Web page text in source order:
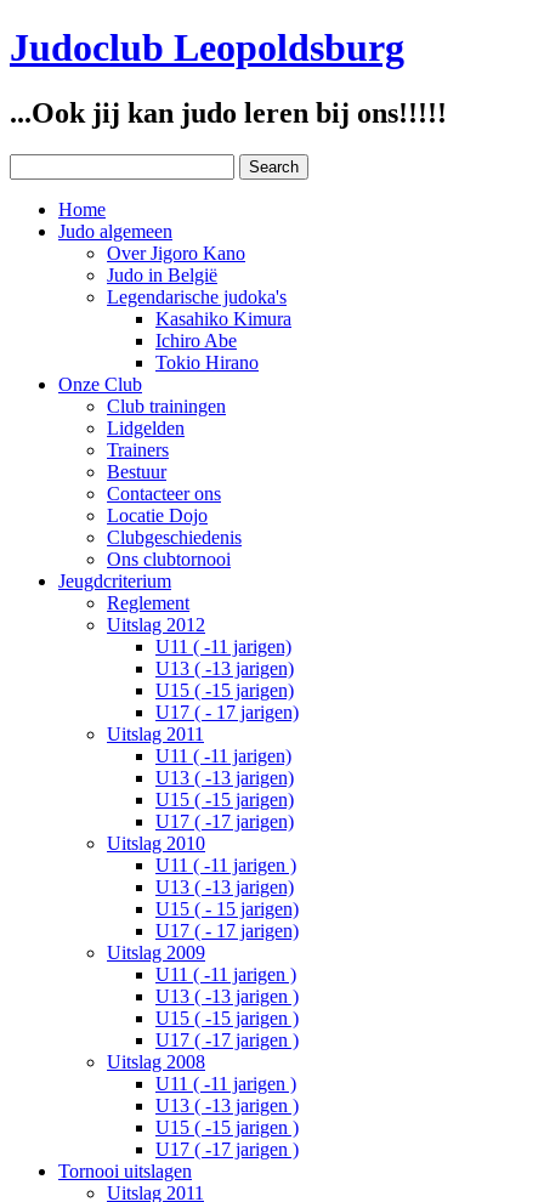
Judoclub Leopoldsburg
...Ook jij kan judo leren bij ons!!!!!
Home
Judo algemeen
Over Jigoro Kano
Judo in België
Legendarische judoka's
Kasahiko Kimura
Ichiro Abe
Tokio Hirano
Onze Club
Club trainingen
Lidgelden
Trainers
Bestuur
Contacteer ons
Locatie Dojo
Clubgeschiedenis
Ons clubtornooi
Jeugdcriterium
Reglement
Uitslag 2012
U11 ( -11 jarigen)
U13 ( -13 jarigen)
U15 ( -15 jarigen)
U17 ( - 17 jarigen)
Uitslag 2011
U11 ( -11 jarigen)
U13 ( -13 jarigen)
U15 ( -15 jarigen)
U17 ( -17 jarigen)
Uitslag 2010
U11 ( -11 jarigen )
U13 ( -13 jarigen)
U15 ( - 15 jarigen)
U17 ( - 17 jarigen)
Uitslag 2009
U11 ( -11 jarigen )
U13 ( -13 jarigen )
U15 ( -15 jarigen )
U17 ( -17 jarigen )
Uitslag 2008
U11 ( -11 jarigen )
U13 ( -13 jarigen )
U15 ( -15 jarigen )
U17 ( -17 jarigen )
Tornooi uitslagen
Uitslag 2011